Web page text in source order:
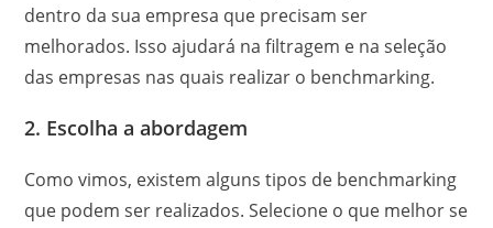
dentro da sua empresa que precisam ser
melhorados. Isso ajudará na filtragem e na seleção
das empresas nas quais realizar o benchmarking.
2. Escolha a abordagem
Como vimos, existem alguns tipos de benchmarking
que podem ser realizados. Selecione o que melhor se